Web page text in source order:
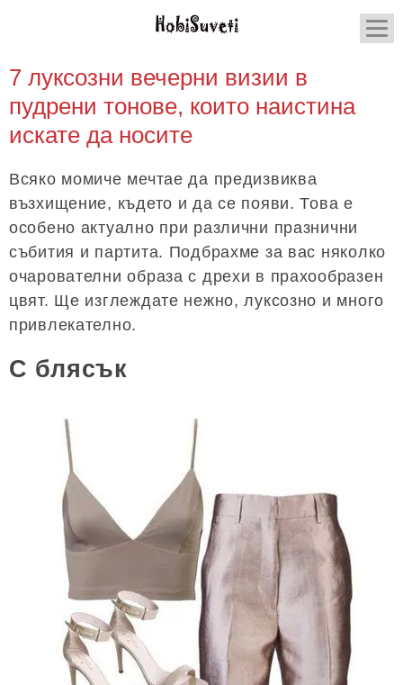
7 луксозни вечерни визии в
пудрени тонове, които наистина
искате да носите
Всяко момиче мечтае да предизвиква
възхищение, където и да се появи. Това е
особено актуално при различни празнични
събития и партита. Подбрахме за вас няколко
очарователни образа с дрехи в прахообразен
цвят. Ще изглеждате нежно, луксозно и много
привлекателно.
С блясък